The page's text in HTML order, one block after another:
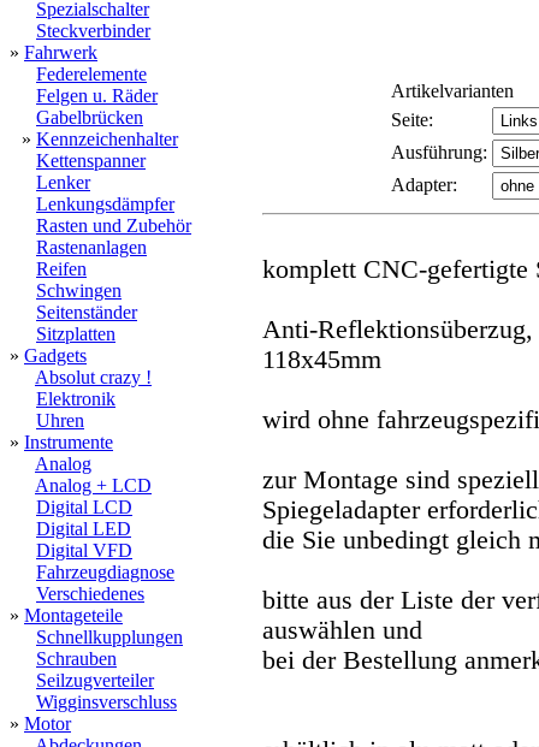
Spezialschalter
Steckverbinder
» Fahrwerk
Federelemente
Felgen u. Räder
Gabelbrücken
» Kennzeichenhalter
Kettenspanner
Lenker
Lenkungsdämpfer
Rasten und Zubehör
Rastenanlagen
Reifen
Schwingen
Seitenständer
Sitzplatten
» Gadgets
Absolut crazy !
Elektronik
Uhren
» Instrumente
Analog
Analog + LCD
Digital LCD
Digital LED
Digital VFD
Fahrzeugdiagnose
Verschiedenes
» Montageteile
Schnellkupplungen
Schrauben
Seilzugverteiler
Wigginsverschluss
» Motor
Artikelvarianten
Seite:
Ausführung:
Adapter:
komplett CNC-gefertigte
Anti-Reflektionsüberzug,
118x45mm
wird ohne
zur Montage sind
Spiegeladapter
die Sie unbedingt gleich
bitte aus der Liste der
auswählen und
bei der Bestellung